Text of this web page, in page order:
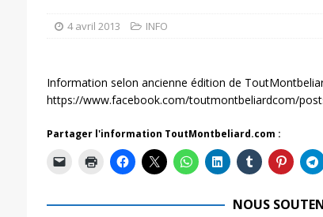
4 avril 2013 INFO
Information selon ancienne édition de
https://www.facebook.com/toutmontbeliardcom/
Partager l'information ToutMontbeliard.com :
NOUS